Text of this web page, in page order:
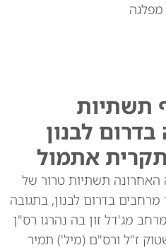
תשתיות
לבנון
אתמול
תשתיות טרור של
בדרום לבנון, בתגובה
מג'דל זון בה נהרגו רס"ן
ז"ל ורס"ם (מיל') תמיר